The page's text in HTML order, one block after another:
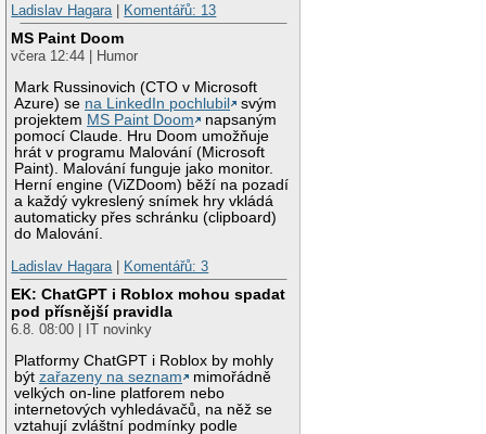
Ladislav Hagara
Komentářů: 13
MS Paint Doom
včera 12:44 | Humor
Mark Russinovich (CTO v Microsoft
Azure) se na LinkedIn pochlubil
svým
projektem MS Paint Doom
napsaným
pomocí Claude. Hru Doom umožňuje
hrát v programu Malování (Microsoft
Paint). Malování funguje jako monitor.
Herní engine (ViZDoom) běží na pozadí
a každý vykreslený snímek hry vkládá
automaticky přes schránku (clipboard)
do Malování.
Ladislav Hagara
Komentářů: 3
EK: ChatGPT i Roblox mohou spadat
pod přísnější pravidla
6.8. 08:00 | IT novinky
Platformy ChatGPT i Roblox by mohly
býtzařazeny na seznam
mimořádně
velkých on-line platforem nebo
internetových vyhledávačů, na něž se
vztahují zvláštní podmínky podle